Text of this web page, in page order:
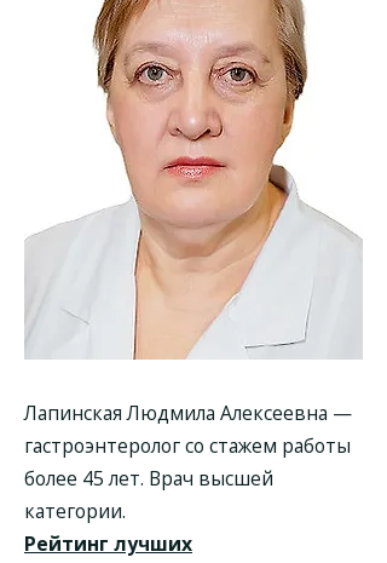
Лапинская Людмила Алексеевна —
гастроэнтеролог со стажем работы
более 45 лет. Врач высшей
категории.
Рейтинг лучших